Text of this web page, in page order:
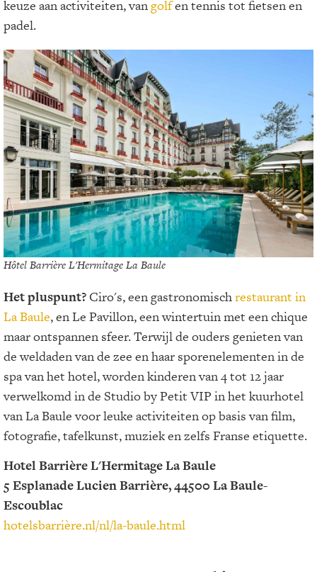
keuze aan activiteiten, vangolfen tennis tot fietsen en
padel.
Hôtel Barrière L'Hermitage La Baule
Het pluspunt? Ciro's, een gastronomischrestaurant in
La Baule, en Le Pavillon, een wintertuin met een chique
maar ontspannen sfeer. Terwijl de ouders genieten van
de weldaden van de zee en haar sporenelementen in de
spa van het hotel, worden kinderen van 4 tot 12 jaar
verwelkomd in de Studio by Petit VIP in het kuurhotel
van La Baule voor leuke activiteiten op basis van film,
fotografie, tafelkunst, muziek en zelfs Franse etiquette.
Hotel Barrière L'Hermitage La Baule
5 Esplanade Lucien Barrière, 44500 La Baule-
Escoublac
hotelsbarrière.nl/nl/la-baule.html